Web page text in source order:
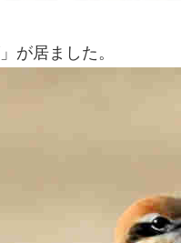
が居ました。